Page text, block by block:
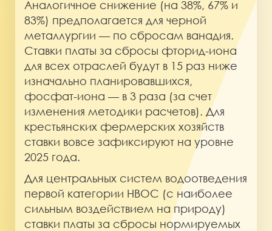
Аналогичное снижение (на 38%, 67% и
83%) предполагается для черной
металлургии — по сбросам ванадия.
Ставки платы за сбросы фторид-иона
для всех отраслей будут в 15 раз ниже
изначально планировавшихся,
фосфат-иона — в 3 раза (за счет
изменения методики расчетов). Для
крестьянских фермерских хозяйств
ставки вовсе зафиксируют на уровне
2025 года.
Для центральных систем водоотведения
первой категории НВОС (с наиболее
сильным воздействием на природу)
ставки платы за сбросы нормируемых